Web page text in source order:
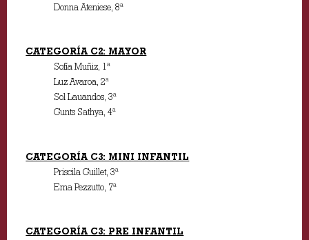
Donna Ateniese, 8ª
CATEGORÍA C2: MAYOR
Sofía Muñiz, 1ª
Luz Avaroa, 2ª
Sol Lauandos, 3ª
Gunts Sathya, 4ª
CATEGORÍA C3: MINI INFANTIL
Priscila Guillet, 3ª
Ema Pezzutto, 7ª
CATEGORÍA C3: PRE INFANTIL